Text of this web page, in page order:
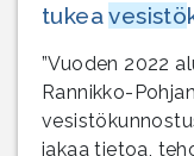
tukeavesistö
”Vuoden 2022
Rannikko-
jakaa tietoa,